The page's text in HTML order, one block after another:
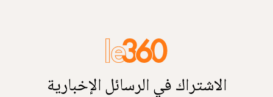
الاشتراك في الرسائل الإخبارية